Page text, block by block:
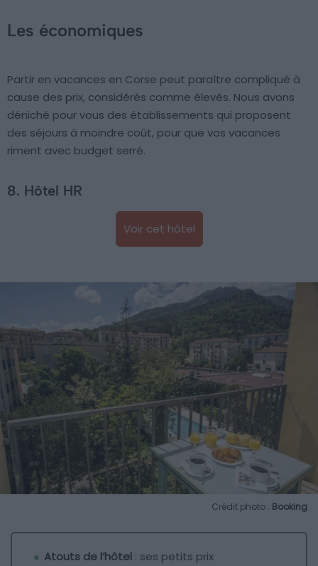
Les économiques
Partir en vacances en Corse peut paraître compliqué à
cause des prix, considérés comme élevés. Nous avons
déniché pour vous des établissements qui proposent
des séjours à moindre coût, pour que vos vacances
riment avec budget serré.
8. Hôtel HR
Voir cet hôtel
Crédit photo : Booking
Atouts de l’hôtel : ses petits prix